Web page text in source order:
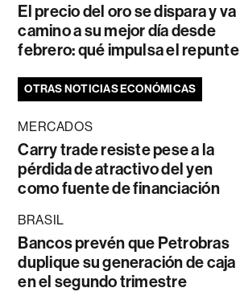
El precio del oro se dispara y va
camino a su mejor día desde
febrero: qué impulsa el repunte
OTRAS NOTICIAS ECONÓMICAS
MERCADOS
Carry trade resiste pese a la
pérdida de atractivo del yen
como fuente de financiación
BRASIL
Bancos prevén que Petrobras
duplique su generación de caja
en el segundo trimestre